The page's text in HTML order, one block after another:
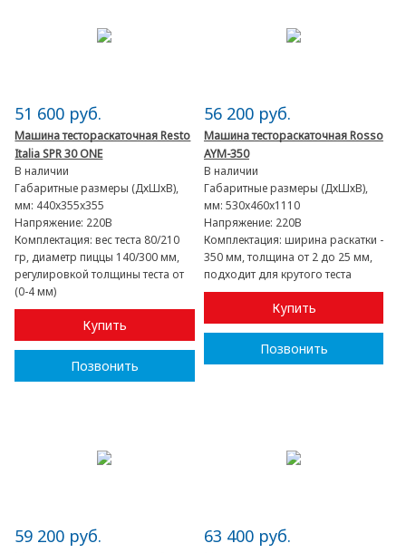
51 600 руб.
Машина тестораскаточная Resto
Italia SPR 30 ONE
В наличии
Габаритные размеры (ДхШхВ),
мм: 440x355x355
Напряжение: 220В
Комплектация:вес теста 80/210
гр, диаметр пиццы 140/300 мм,
регулировкой толщины теста от
(0-4 мм)
Купить
Позвонить
56 200 руб.
Машина тестораскаточная Rosso
AYM-350
В наличии
Габаритные размеры (ДхШхВ),
мм: 530x460x1110
Напряжение: 220В
Комплектация: ширина раскатки -
350 мм, толщина от 2 до 25 мм,
подходит для крутого теста
Купить
Позвонить
59 200 руб. 63 400 руб.